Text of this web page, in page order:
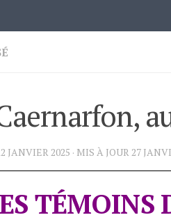
JANVIER 2025 · MIS À JOUR 27
TÉMOINS